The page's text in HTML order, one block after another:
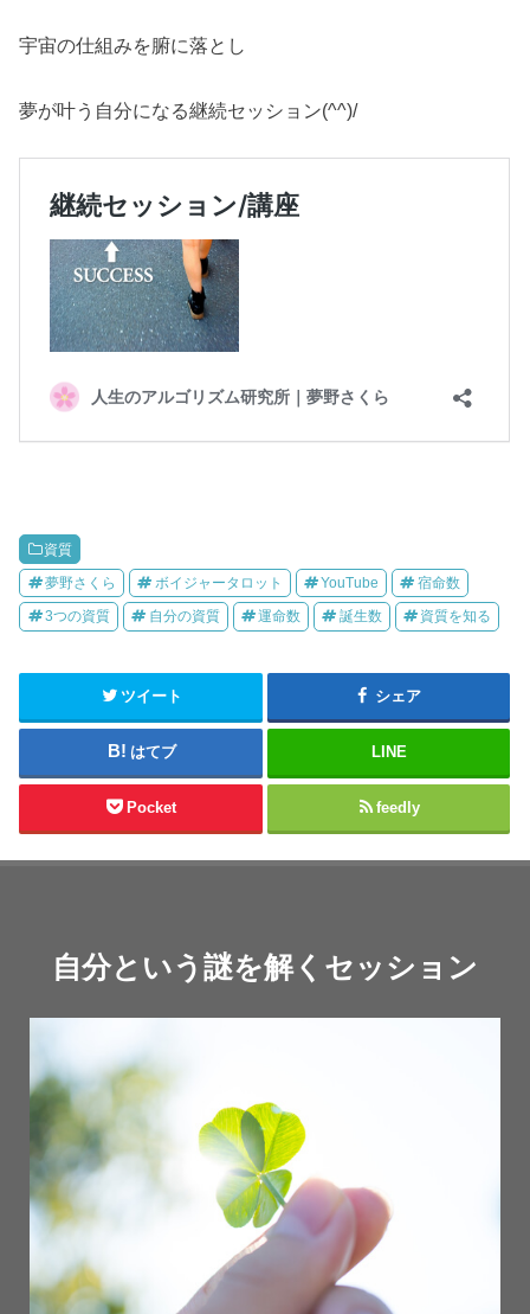
宇宙の仕組みを腑に落とし
夢が叶う自分になる継続セッション(^^)/
資質
夢野さくら ボイジャータロット YouTube 宿命数
3つの資質 自分の資質 運命数 誕生数 資質を知る
ツイート シェア
はてブ LINE
Pocket feedly
自分という謎を解くセッション